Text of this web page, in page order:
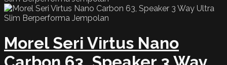
Morel Seri Virtus Nano